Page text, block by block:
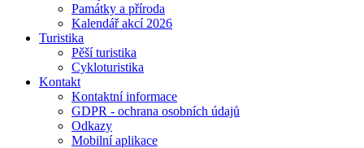
Památky a příroda
Kalendář akcí 2026
Turistika
Pěší turistika
Cykloturistika
Kontakt
Kontaktní informace
GDPR - ochrana osobních údajů
Odkazy
Mobilní aplikace